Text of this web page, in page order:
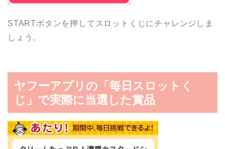
STARTボタンを押してスロットくじにチャレンジしま
しょう。
ヤフーアプリの「毎日スロットく
じ」で実際に当選した賞品